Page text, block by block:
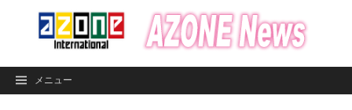
ン
メニュー